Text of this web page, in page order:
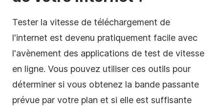
Tester la vitesse de téléchargement de
l'internet est devenu pratiquement facile avec
l'avènement des applications de test de vitesse
en ligne. Vous pouvez utiliser ces outils pour
déterminer si vous obtenez la bande passante
prévue par votre plan et si elle est suffisante